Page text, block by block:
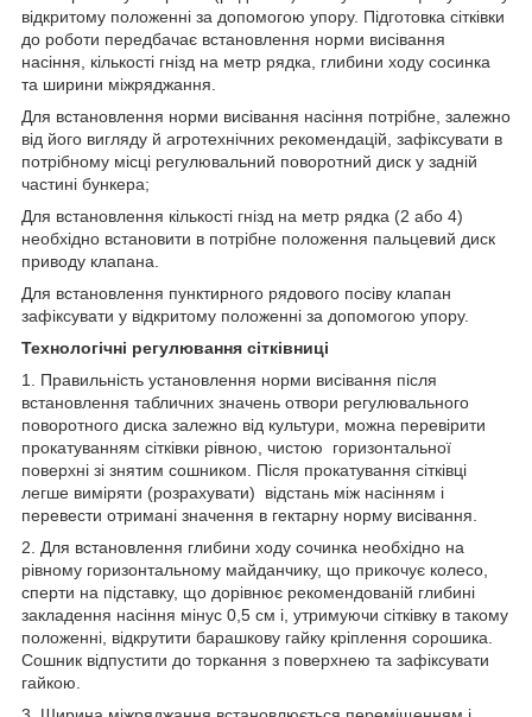
відкритому положенні за допомогою упору. Підготовка сітківки
до роботи передбачає встановлення норми висівання
насіння, кількості гнізд на метр рядка, глибини ходу сосинка
та ширини міжряджання.
Для встановлення норми висівання насіння потрібне, залежно
від його вигляду й агротехнічних рекомендацій, зафіксувати в
потрібному місці регулювальний поворотний диск у задній
частині бункера;
Для встановлення кількості гнізд на метр рядка (2 або 4)
необхідно встановити в потрібне положення пальцевий диск
приводу клапана.
Для встановлення пунктирного рядового посіву клапан
зафіксувати у відкритому положенні за допомогою упору.
Технологічні регулювання сітківниці
1. Правильність установлення норми висівання після
встановлення табличних значень отвори регулювального
поворотного диска залежно від культури, можна перевірити
прокатуванням сітківки рівною, чистою горизонтальної
поверхні зі знятим сошником. Після прокатування сітківці
легше виміряти (розрахувати) відстань між насінням і
перевести отримані значення в гектарну норму висівання.
2. Для встановлення глибини ходу сочинка необхідно на
рівному горизонтальному майданчику, що прикочує колесо,
сперти на підставку, що дорівнює рекомендованій глибині
закладення насіння мінус 0,5 см і, утримуючи сітківку в такому
положенні, відкрутити барашкову гайку кріплення сорошика.
Сошник відпустити до торкання з поверхнею та зафіксувати
гайкою.